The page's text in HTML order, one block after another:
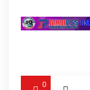
0